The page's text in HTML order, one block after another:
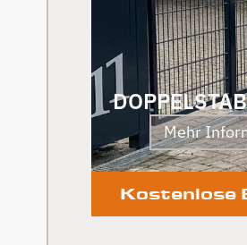
Mehr
Kostenlose